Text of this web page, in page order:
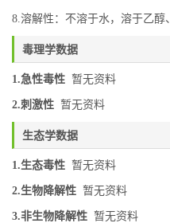
8.溶解性：不溶于水，溶于乙醇
毒理学数据
1.急性毒性 暂无资料
2.刺激性 暂无资料
生态学数据
1.生态毒性 暂无资料
2.生物降解性 暂无资料
3.非生物降解性 暂无资料